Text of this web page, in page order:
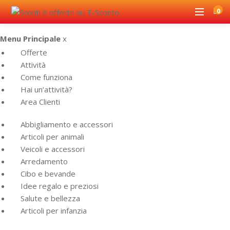
Menu Principale x
Offerte
Attività
Come funziona
Hai un’attività?
Area Clienti
Abbigliamento e accessori
Articoli per animali
Veicoli e accessori
Arredamento
Cibo e bevande
Idee regalo e preziosi
Salute e bellezza
Articoli per infanzia
0